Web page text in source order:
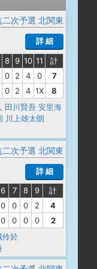
次予選 北関東
詳 細
8 9 10 11
計
0 2 4 0
7
0 2 4 1X
8
田川賢吾 安里海
川上雄太朗
次予選 北関東
詳 細
6 7 8 9
計
0 0 0 2
4
0 0 0 0
2
伶於